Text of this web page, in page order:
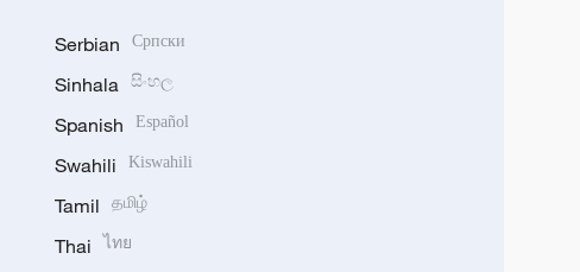
Serbian Српски
Sinhala සිංහල
Spanish Español
Swahili Kiswahili
Tamil தமிழ்
Thai ไทย